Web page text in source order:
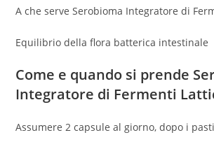
A che serve Serobioma Integratore di
Equilibrio della flora batterica intestinale
Come e quando si prende
Integratore di Fermenti
Assumere 2 capsule al giorno, dopo i